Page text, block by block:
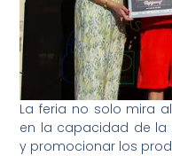
La feria no solo mira
en la capacidad de la
y promocionar los